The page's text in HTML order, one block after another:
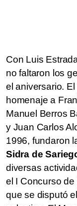
Con Luis
no faltaron los
el aniversario.
homenaje a
Manuel Berros
y Juan Carlos
1996, fundaron
Sidra de
diversas
el I Concurso
que se disputó